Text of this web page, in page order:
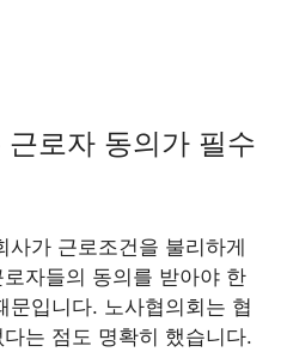
로자 동의가 필수
가 근로조건을 불리하게
자들의 동의를 받아야 한
문입니다. 노사협의회는 협
는 점도 명확히 했습니다.